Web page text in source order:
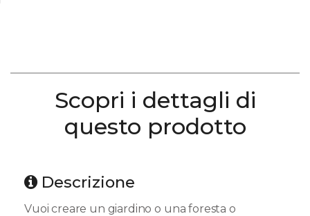
Scopri i dettagli di
questo prodotto
Descrizione
Vuoi creare un giardino o una foresta o